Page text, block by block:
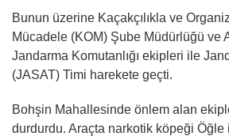
Bunun üzerine Kaçakçılıkla ve
Mücadele (KOM) Şube Müdürlüğü ve
Jandarma Komutanlığı ekipleri ile
(JASAT) Timi harekete geçti.
Bohşin Mahallesinde önlem alan
durdurdu. Araçta narkotik köpeği Öğle